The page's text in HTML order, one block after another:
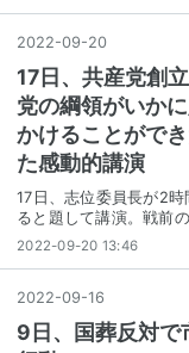
2022-09-20
17日、共産党創
党の綱領がいか
かけることがで
た感動的講演
17日、志位委員長が2
ると題して講演。戦前
2022-09-20 13:46
2022-09-16
9日、国葬反対で